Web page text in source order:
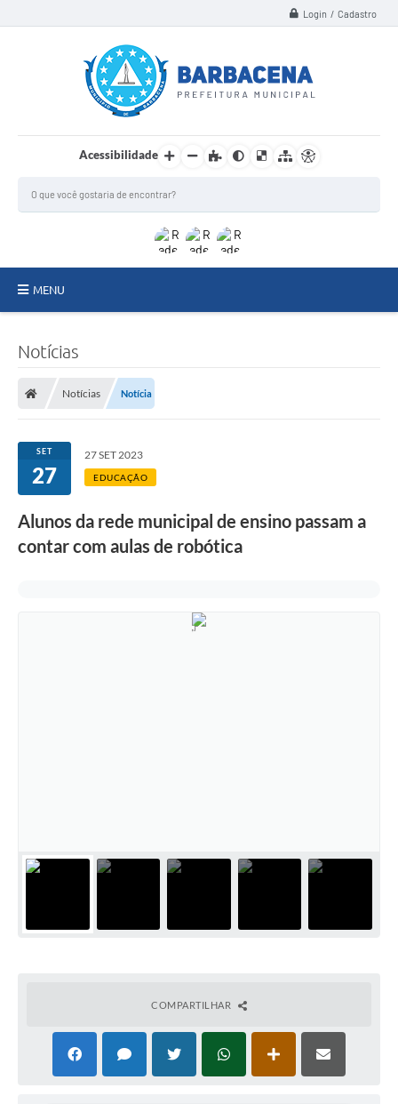
Login / Cadastro
Acessibilidade
MENU
Meio Ambiente
Ouvidoria
Serviços
Festival Gastronômico
Notícias
Notícias Notícia
SET
27
27 SET 2023
EDUCAÇÃO
Alunos da rede municipal de ensino passam a
contar com aulas de robótica
COMPARTILHAR